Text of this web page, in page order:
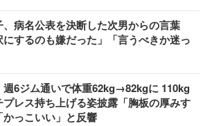
、病名公表を決断した次男からの言葉
にするのも嫌だった」「言うべきか迷っ
週6ジム通いで体重62kg→82kgに 110kg
プレス持ち上げる姿披露「胸板の厚みす
かっこいい」と反響